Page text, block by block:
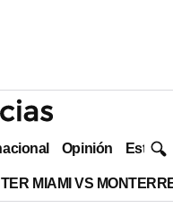
Opinión Estilo
MIAMI VS